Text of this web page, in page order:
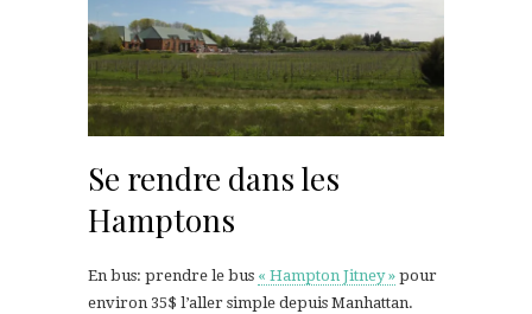
Se rendre dans les
Hamptons
En bus: prendre le bus « Hampton Jitney » pour
environ 35$ l’aller simple depuis Manhattan.